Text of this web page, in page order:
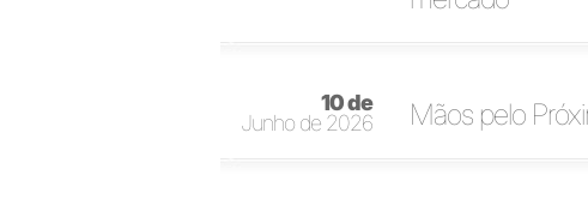
10 de
Junho de 2026
Mãos pelo